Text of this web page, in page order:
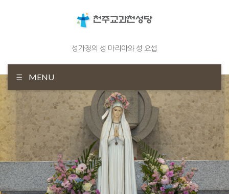
성가정의 성 마리아와 성 요셉
MENU